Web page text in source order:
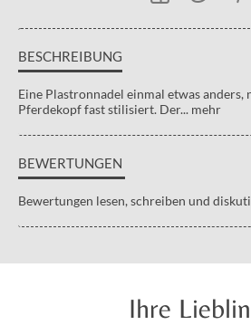
BESCHREIBUNG
Eine Plastronnadel einmal etwas anders,
Pferdekopf fast stilisiert. Der... mehr
BEWERTUNGEN
Bewertungen lesen, schreiben und
Ihre